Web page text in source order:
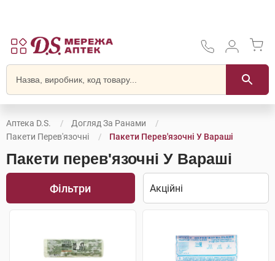
Аптека D.S.
Догляд За Ранами
Пакети Перев'язочні
Пакети Перев'язочні У Вараші
Пакети перев'язочні У Вараші
Фільтри